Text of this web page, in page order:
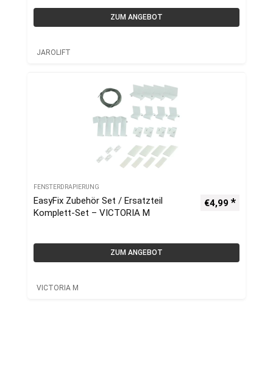
ZUM ANGEBOT
JAROLIFT
FENSTERDRAPIERUNG
EasyFix Zubehör Set / Ersatzteil
Komplett-Set – VICTORIA M
€4,99
ZUM ANGEBOT
VICTORIA M